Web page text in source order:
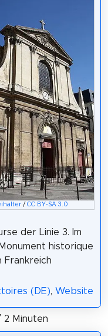
/ CC BY-SA 3.0
der Linie 3. Im
historique
Frankreich
(DE), Website
2 Minuten